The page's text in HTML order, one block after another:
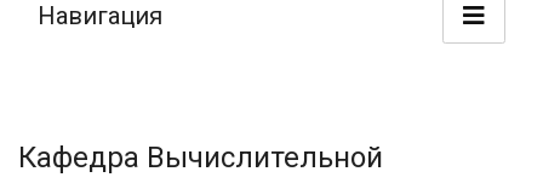
Навигация
Кафедра Вычислительной